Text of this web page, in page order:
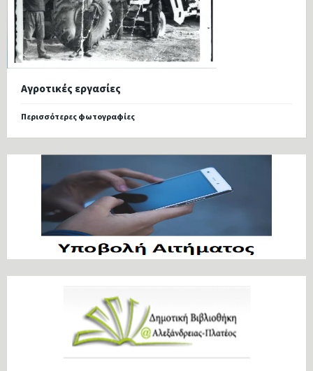
Αγροτικές εργασίες
Περισσότερες φωτογραφίες